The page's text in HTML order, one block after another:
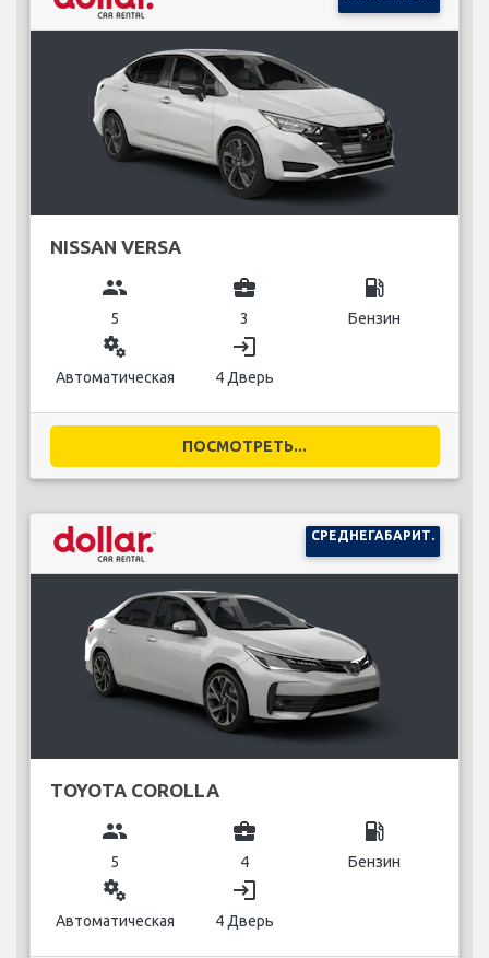
NISSAN VERSA
group
5
business_center
3
local_gas_station
Бензин
miscellaneous_services
Автоматическая
login
4 Дверь
ПОСМОТРЕТЬ...
СРЕДНЕГАБАРИТ.
TOYOTA COROLLA
group
5
business_center
4
local_gas_station
Бензин
miscellaneous_services
Автоматическая
login
4 Дверь